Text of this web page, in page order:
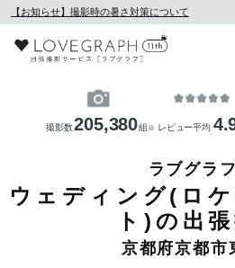
【お知らせ】撮影時の暑さ対策について
撮影数205,380組 ※ レビュー平均
ラブグラ
ウェディング(ロ
ト)の出
京都府京都市